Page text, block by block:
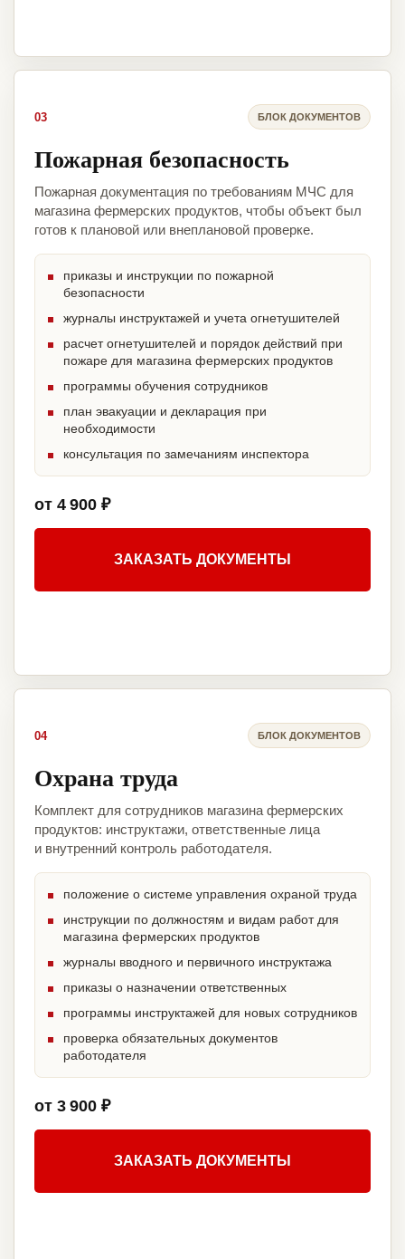
03 БЛОК ДОКУМЕНТОВ
Пожарная безопасность
Пожарная документация по требованиям МЧС для
магазина фермерских продуктов, чтобы объект был
готов к плановой или внеплановой проверке.
приказы и инструкции по пожарной
безопасности
журналы инструктажей и учета огнетушителей
расчет огнетушителей и порядок действий при
пожаре для магазина фермерских продуктов
программы обучения сотрудников
план эвакуации и декларация при
необходимости
консультация по замечаниям инспектора
от 4 900 ₽
ЗАКАЗАТЬ ДОКУМЕНТЫ
04 БЛОК ДОКУМЕНТОВ
Охрана труда
Комплект для сотрудников магазина фермерских
продуктов: инструктажи, ответственные лица
и внутренний контроль работодателя.
положение о системе управления охраной труда
инструкции по должностям и видам работ для
магазина фермерских продуктов
журналы вводного и первичного инструктажа
приказы о назначении ответственных
программы инструктажей для новых сотрудников
проверка обязательных документов
работодателя
от 3 900 ₽
ЗАКАЗАТЬ ДОКУМЕНТЫ